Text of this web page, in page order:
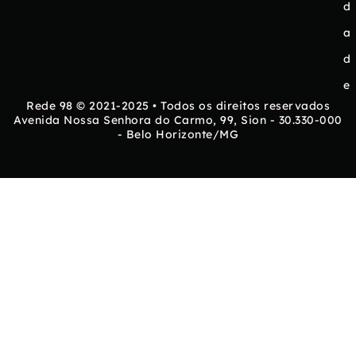
d
a
d
e
Rede 98 © 2021-2025 • Todos os direitos reservados
Avenida Nossa Senhora do Carmo, 99, Sion - 30.330-000
- Belo Horizonte/MG